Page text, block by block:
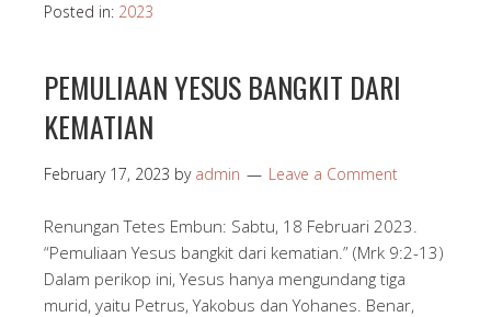
Posted in: 2023
PEMULIAAN YESUS BANGKIT DARI
KEMATIAN
February 17, 2023 by admin Leave a Comment
Renungan Tetes Embun: Sabtu, 18 Februari 2023.
“Pemuliaan Yesus bangkit dari kematian.” (Mrk 9:2-13)
Dalam perikop ini, Yesus hanya mengundang tiga
murid, yaitu Petrus, Yakobus dan Yohanes. Benar,